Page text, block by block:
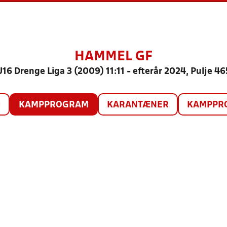
HAMMEL GF
Drenge Liga 3 (2009) 11:11 - efterår 2024, Pulje
KAMPPROGRAM KARANTÆNER